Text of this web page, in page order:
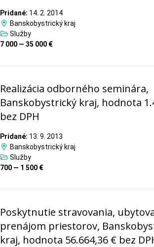
Pridané: 14. 2. 2014
Banskobystrický kraj
Služby
7 000 — 35 000 €
Realizácia odborného seminára,
Banskobystrický kraj, hodnota
bez DPH
Pridané: 13. 9. 2013
Banskobystrický kraj
Služby
700 — 1 500 €
Poskytnutie stravovania,
prenájom priestorov,
kraj, hodnota 56.664,36 € bez